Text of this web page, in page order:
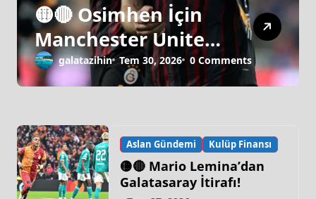
🟡🔴 Osimhen İçin
Manchester United
Israrı!
galatazihin Tem 30, 2026 0 Comments
Aslan Gündemi Kulüp Finansı
🟡🔴 Mario Lemina’dan
Galatasaray İtirafı!